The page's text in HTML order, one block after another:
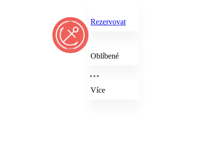
Rezervovat
Oblíbené
Více